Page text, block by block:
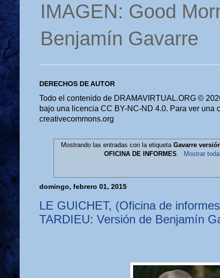
IMAGEN: Good
Benjamín Gavarre
DERECHOS DE AUTOR
Todo el contenido de DRAMAVIRTUAL.ORG ©
bajo una licencia CC BY-NC-ND 4.0. Para ver una
creativecommons.org
Mostrando las entradas con la etiqueta Gavarre
OFICINA DE INFORMES. Mostrar
domingo, febrero 01, 2015
LE GUICHET, (Oficina de
TARDIEU: Versión de Benjamín